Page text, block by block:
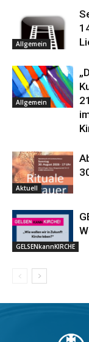
Allgemein
Allgemein
Aktuell
GELSENkannKIRCHE